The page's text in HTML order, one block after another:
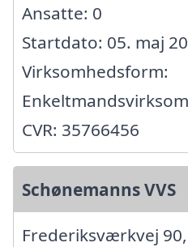
Ansatte: 0
Startdato: 05. maj
Virksomhedsform:
CVR: 35766456
Schønemanns VVS
Frederiksværkvej